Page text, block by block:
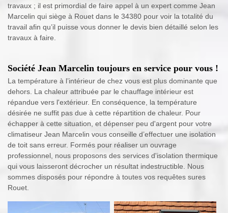
travaux ; il est primordial de faire appel à un expert comme Jean
Marcelin qui siège à Rouet dans le 34380 pour voir la totalité du
travail afin qu’il puisse vous donner le devis bien détaillé selon les
travaux à faire.
Société Jean Marcelin toujours en service pour vous !
La température à l’intérieur de chez vous est plus dominante que
dehors. La chaleur attribuée par le chauffage intérieur est
répandue vers l'extérieur. En conséquence, la température
désirée ne suffit pas due à cette répartition de chaleur. Pour
échapper à cette situation, et dépenser peu d'argent pour votre
climatiseur Jean Marcelin vous conseille d’effectuer une isolation
de toit sans erreur. Formés pour réaliser un ouvrage
professionnel, nous proposons des services d'isolation thermique
qui vous laisseront décrocher un résultat indestructible. Nous
sommes disposés pour répondre à toutes vos requêtes sures
Rouet.